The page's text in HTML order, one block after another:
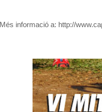
Més informació a: http://